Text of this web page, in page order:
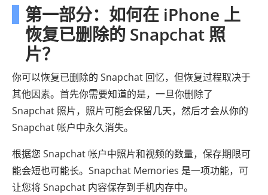
第一部分：如何在 iPhone 上
恢复已删除的 Snapchat 照
片？
你可以恢复已删除的 Snapchat 回忆，但恢复过程取决于
其他因素。首先你需要知道的是，一旦你删除了
Snapchat 照片，照片可能会保留几天，然后才会从你的
Snapchat 帐户中永久消失。
根据您 Snapchat 帐户中照片和视频的数量，保存期限可
能会短也可能长。Snapchat Memories 是一项功能，可
让您将 Snapchat 内容保存到手机内存中。